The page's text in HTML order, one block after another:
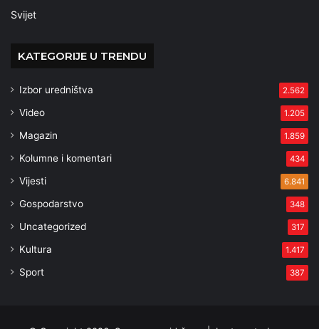
Svijet
KATEGORIJE U TRENDU
Izbor uredništva 2.562
Video 1.205
Magazin 1.859
Kolumne i komentari 434
Vijesti 6.841
Gospodarstvo 348
Uncategorized 317
Kultura 1.417
Sport 387